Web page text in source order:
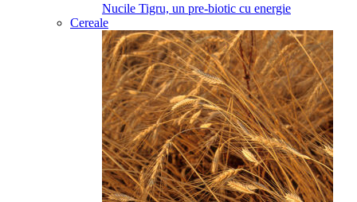
Nucile Tigru, un pre-biotic cu energie
Cereale